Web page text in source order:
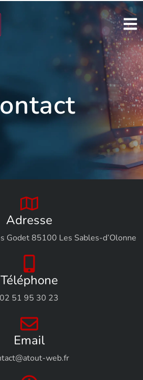
Adresse
Godet 85100 Les Sables-d’Olonne
Téléphone
02 51 95 30 23
Email
web.fr